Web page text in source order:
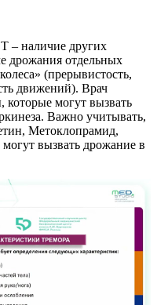
– наличие других
дрожания отдельных
(прерывистость,
движений). Врач
которые могут вызвать
Важно учитывать,
Метоклопрамид,
вызвать дрожание в